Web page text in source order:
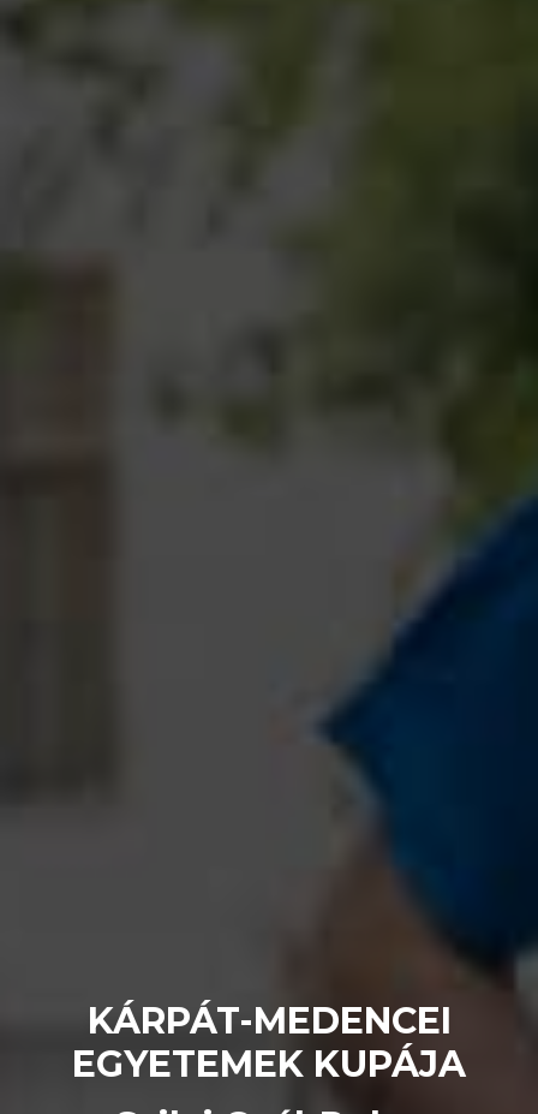
KÁRPÁT-MEDENCEI
EGYETEMEK KUPÁJA